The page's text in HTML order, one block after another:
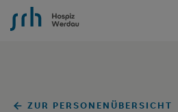
SRH Hospiz Werdau
ZUR PERSONENÜBERSICHT